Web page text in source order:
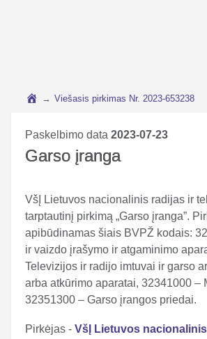
→ Viešasis pirkimas Nr. 2023-653238
Paskelbimo data 2023-07-23
Garso įranga
VšĮ Lietuvos nacionalinis radijas ir
tarptautinį pirkimą „Garso įranga”.
apibūdinamas šiais BVPŽ kodais:
ir vaizdo įrašymo ir atgaminimo
Televizijos ir radijo imtuvai ir garso
arba atkūrimo aparatai, 32341000 –
32351300 – Garso įrangos priedai.
Pirkėjas - VšĮ Lietuvos